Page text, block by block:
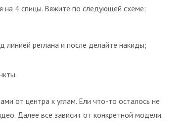
на 4 спицы. Вяжите по следующей схеме:
линией реглана и после делайте накиды;
от центра к углам. Ели что-то осталось не
Далее все зависит от конкретной модели.